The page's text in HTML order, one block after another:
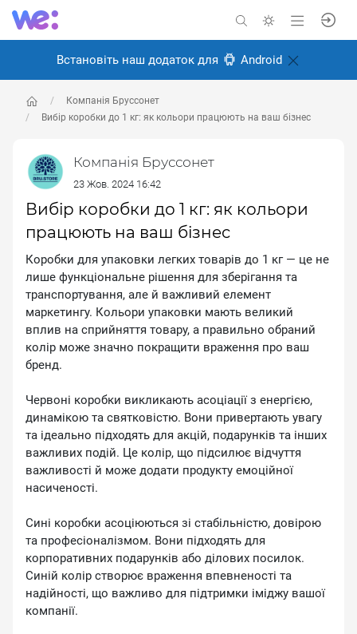
Встановіть наш додаток для Android
Компанія Бруссонет
Вибір коробки до 1 кг: як кольори працюють на ваш бізнес
Компанія Бруссонет
23 Жов. 2024 16:42
Вибір коробки до 1 кг: як кольори
працюють на ваш бізнес
Коробки для упаковки легких товарів до 1 кг — це не
лише функціональне рішення для зберігання та
транспортування, але й важливий елемент
маркетингу. Кольори упаковки мають великий
вплив на сприйняття товару, а правильно обраний
колір може значно покращити враження про ваш
бренд.
Червоні коробки викликають асоціації з енергією,
динамікою та святковістю. Вони привертають увагу
та ідеально підходять для акцій, подарунків та інших
важливих подій. Це колір, що підсилює відчуття
важливості й може додати продукту емоційної
насиченості.
Сині коробки асоціюються зі стабільністю, довірою
та професіоналізмом. Вони підходять для
корпоративних подарунків або ділових посилок.
Синій колір створює враження впевненості та
надійності, що важливо для підтримки іміджу вашої
компанії.